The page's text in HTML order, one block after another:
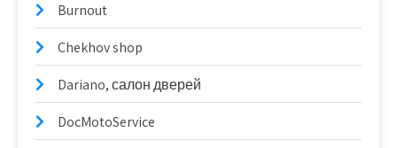
Burnout
Chekhov shop
Dariano, салон дверей
DocMotoService